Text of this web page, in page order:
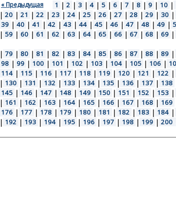
« Предыдущая 1 | 2 | 3 | 4 | 5 | 6 | 7 | 8 | 9 | 10 |
| 20 | 21 | 22 | 23 | 24 | 25 | 26 | 27 | 28 | 29 | 30 |
39 | 40 | 41 | 42 | 43 | 44 | 45 | 46 | 47 | 48 | 49 |
| 59 | 60 | 61 | 62 | 63 | 64 | 65 | 66 | 67 | 68 | 69 |
| 79 | 80 | 81 | 82 | 83 | 84 | 85 | 86 | 87 | 88 | 89 |
98 | 99 | 100 | 101 | 102 | 103 | 104 | 105 | 106 |
114 | 115 | 116 | 117 | 118 | 119 | 120 | 121 | 122 |
| 130 | 131 | 132 | 133 | 134 | 135 | 136 | 137 | 138
145 | 146 | 147 | 148 | 149 | 150 | 151 | 152 | 153 |
| 161 | 162 | 163 | 164 | 165 | 166 | 167 | 168 | 169
176 | 177 | 178 | 179 | 180 | 181 | 182 | 183 | 184 |
| 192 | 193 | 194 | 195 | 196 | 197 | 198 | 199 | 200